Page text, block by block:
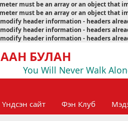
must be an array or an object that
must be an array or an object that
header information - headers
header information - headers
header information - headers
БУЛАН
You Will Never Walk
Үндсэн сайт Фэн Клуб